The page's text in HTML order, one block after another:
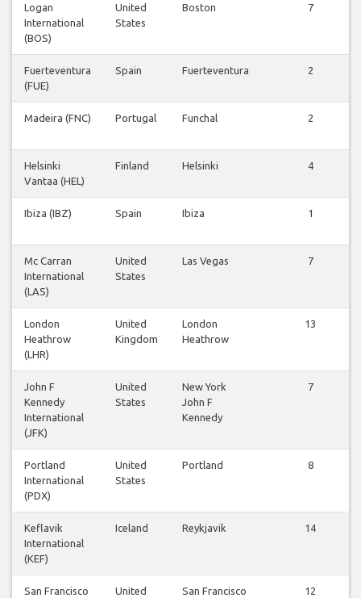
Logan
International
(BOS)
United
States
Boston 7
Fuerteventura
(FUE)
Spain Fuerteventura 2
Madeira (FNC) Portugal Funchal 2
Helsinki
Vantaa (HEL)
Finland Helsinki 4
Ibiza (IBZ) Spain Ibiza 1
Mc Carran
International
(LAS)
United
States
Las Vegas 7
London
Heathrow
(LHR)
United
Kingdom
London
Heathrow
13
John F
Kennedy
International
(JFK)
United
States
New York
John F
Kennedy
7
Portland
International
(PDX)
United
States
Portland 8
Keflavik
International
(KEF)
Iceland Reykjavik 14
San Francisco
United
San Francisco 12